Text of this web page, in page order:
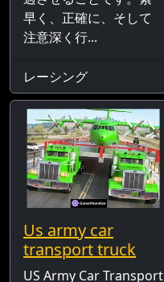
早く、正確に、そして
注意深く行...
レーシング
Us army car
transport truck
US Army Car Transport